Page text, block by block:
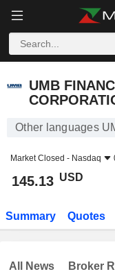
UMB
Other languages
Market Closed - Nasdaq
145.13 USD
Summary Quotes
All News Broker